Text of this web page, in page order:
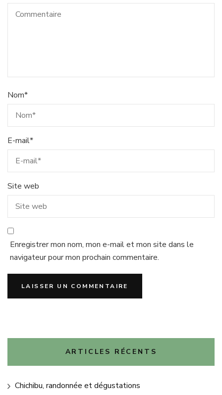
Nom*
E-mail*
Site web
Enregistrer mon nom, mon e-mail et mon site dans le
navigateur pour mon prochain commentaire.
ARTICLES RÉCENTS
Chichibu, randonnée et dégustations